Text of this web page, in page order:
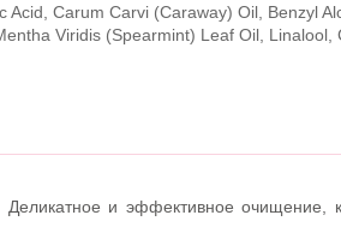
Carum Carvi (Caraway) Oil, Benzyl
Viridis (Spearmint) Leaf Oil, Linalool,
и эффективное очищение,